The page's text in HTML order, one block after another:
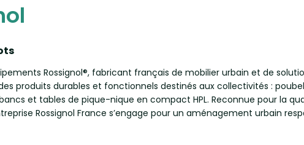
Rossignol®, fabricant français de mobilier urbain et de
produits durables et fonctionnels destinés aux collectivités :
et tables de pique-nique en compact HPL. Reconnue pour la
Rossignol France s’engage pour un aménagement urbain